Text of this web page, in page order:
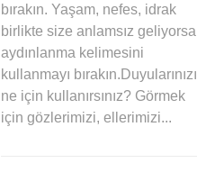
bırakın. Yaşam, nefes, idrak
birlikte size anlamsız geliyorsa
aydınlanma kelimesini
kullanmayı bırakın.Duyularınızı
ne için kullanırsınız? Görmek
için gözlerimizi, ellerimizi...